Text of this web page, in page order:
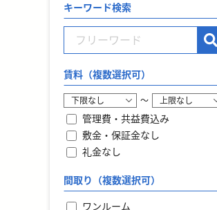
キーワード検索
賃料（複数選択可）
〜
管理費・共益費込み
敷金・保証金なし
礼金なし
間取り（複数選択可）
ワンルーム